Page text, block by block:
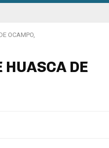
OCAMPO,
HUASCA DE